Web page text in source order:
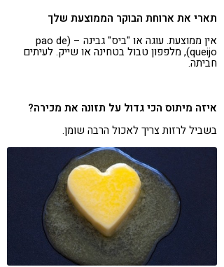
תארי את ארוחת הבוקר הממוצעת שלך
אין ממוצעת. עוגה או "ביס" גבינה – (pao de
queijo), מלפפון טבול בטחינה או שייק. לעיתים
חביתה.
איזה מיתוס הכי גדול על תזונה את מכירה?
בשביל לרזות צריך לאכול הרבה שומן.